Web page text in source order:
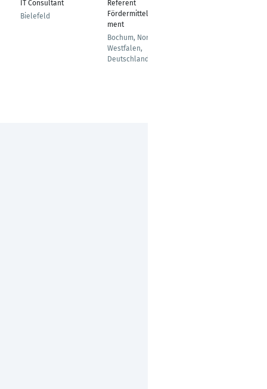
IT Consultant
Bielefeld
Referent
Fördermittelmanage
ment
Bochum, Nordrhein-
Westfalen,
Deutschland